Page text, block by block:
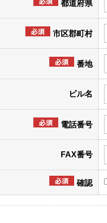
都道府県
市区郡町村
番地
ビル名
電話番号
FAX番号
確認